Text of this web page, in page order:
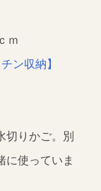
ｍ
ン収納】
切りかご。別
に使っていま